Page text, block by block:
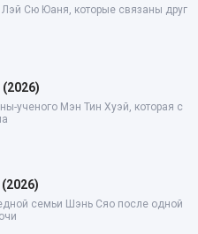
Сю Юаня, которые связаны друг
ученого Мэн Тин Хуэй, которая с
семьи Шэнь Сяо после одной